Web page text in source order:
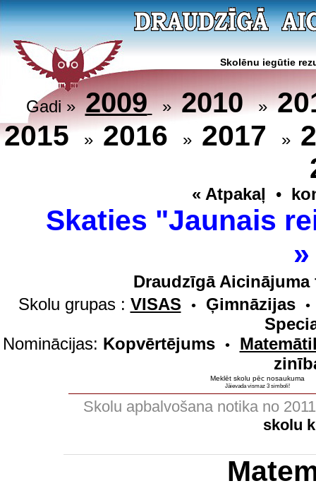
Skolēnu iegūtie
Gadi »2009 »2010 »
2015
» 2016 » 2017 »
« Atpakaļ •
Skaties "Jaunais
Draudzīgā
Skolu grupas : VISAS • Ģimnāzijas •
Nominācijas: Kopvērtējums •
Meklēt skolu pēc nosaukuma
Jāievada vismaz 3 simboli!
Skolu apbalvošana notika no
skolu